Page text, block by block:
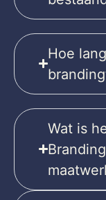
Hoe
Wat is